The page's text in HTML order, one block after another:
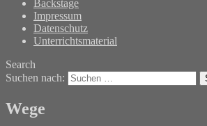
Backstage
Impressum
Datenschutz
Unterrichtsmaterial
Search
Suchen nach:
Wege